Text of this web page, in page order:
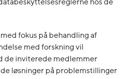
fokus på behandling af
med forskning vil
de inviterede medlemmer
løsninger på problemstillinger